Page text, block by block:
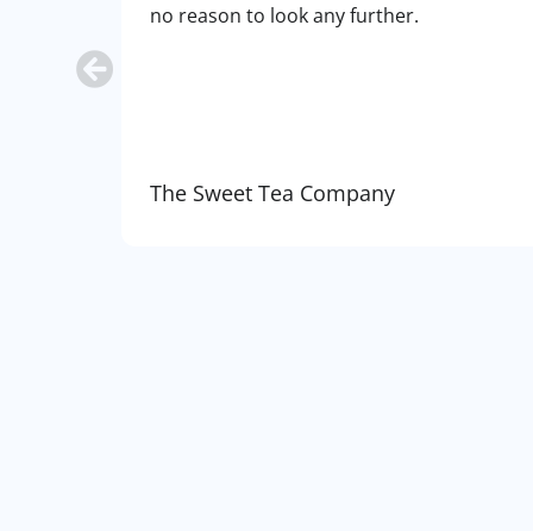
no reason to look any further.
The Sweet Tea Company